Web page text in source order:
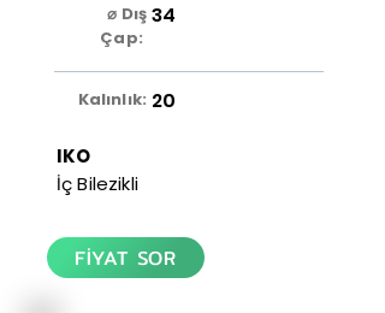
⌀ Dış
Çap:
34
Kalınlık: 20
IKO
İç Bilezikli
FİYAT SOR